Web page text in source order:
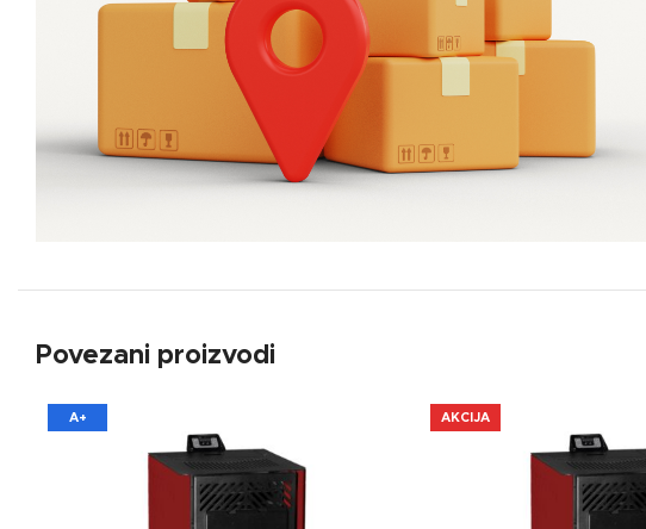
Povezani proizvodi
A+ AKCIJA